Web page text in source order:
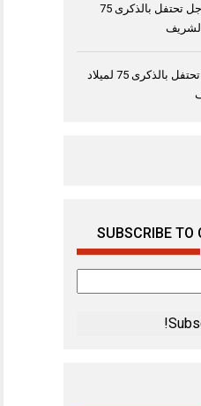
جوجل تحتفل بالذكرى 75
الشريف
جوجل تحتفل بالذكرى 75 لميلاد
SUBSCRIBE TO